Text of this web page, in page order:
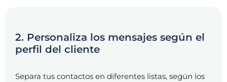
2. Personaliza los mensajes según el
perfil del cliente
Separa tus contactos en diferentes listas, según los